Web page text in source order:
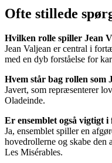
Ofte stillede
Hvilken rolle spiller Jean
Jean Valjean er central i
med en dyb forståelse for
Hvem står bag rollen som
Javert, som repræsenterer
Oladeinde.
Er ensemblet også vigtigt i
Ja, ensemblet spiller en
hovedrollerne og skabe den
Les Misérables.